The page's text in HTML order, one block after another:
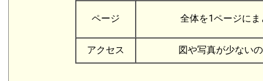
ページ 全体を1ページにま
アクセス 図や写真が少ない